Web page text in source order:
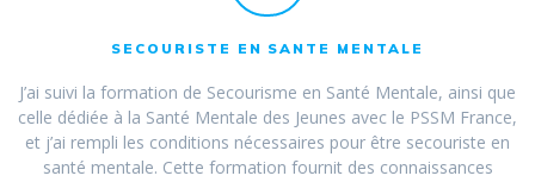
SECOURISTE EN SANTE MENTALE
J’ai suivi la formation de Secourisme en Santé Mentale, ainsi que
celle dédiée à la Santé Mentale des Jeunes avec le PSSM France,
et j’ai rempli les conditions nécessaires pour être secouriste en
santé mentale. Cette formation fournit des connaissances